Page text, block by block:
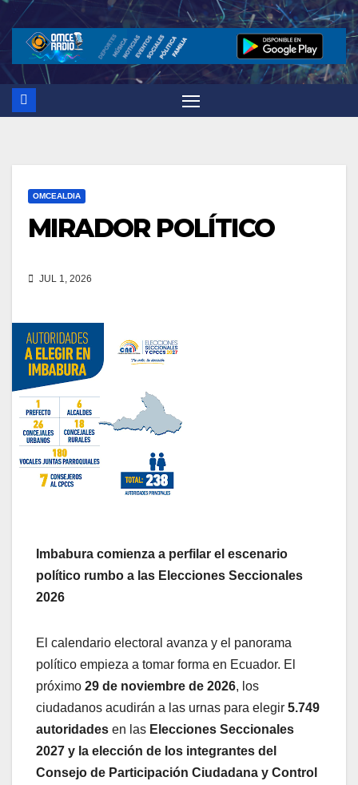
Saltar
contenido
OMCEALDIA
MIRADOR POLÍTICO
JUL 1, 2026
Imbabura comienza a perfilar el escenario
político rumbo a las Elecciones Seccionales
2026
El calendario electoral avanza y el panorama
político empieza a tomar forma en Ecuador. El
próximo 29 de noviembre de 2026, los
ciudadanos acudirán a las urnas para elegir 5.749
autoridades en las Elecciones Seccionales
2027 y la elección de los integrantes del
Consejo de Participación Ciudadana y Control